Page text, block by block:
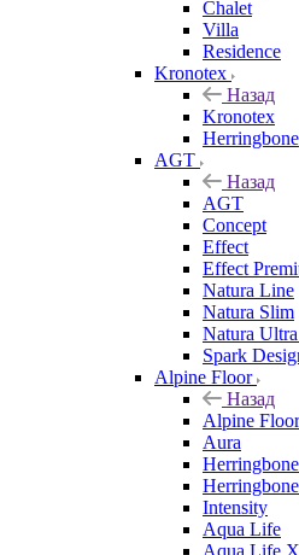
Chalet
Villa
Residence
Kronotex
Назад
Kronotex
Herringbone
AGT
Назад
AGT
Concept
Effect
Effect
Natura Line
Natura Slim
Natura
Spark
Alpine Floor
Назад
Alpine Floor
Aura
Intensity
Aqua Life
Aqua Life